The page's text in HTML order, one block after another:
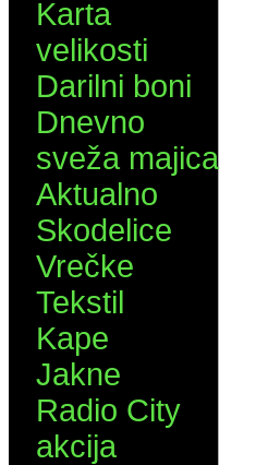
Karta
velikosti
Darilni boni
Dnevno
sveža majica
Aktualno
Skodelice
Vrečke
Tekstil
Kape
Jakne
Radio City
akcija